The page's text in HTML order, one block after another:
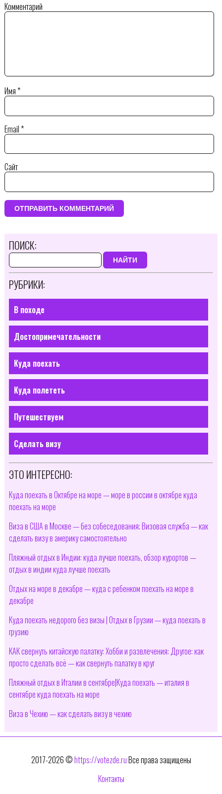
Комментарий
Имя*
Email*
Сайт
ПОИСК:
НАЙТИ
РУБРИКИ:
В походе
Достопримечательности
Куда поехать
Куда полететь
Путешествуем
Сделать визу
ЭТО ИНТЕРЕСНО:
Куда поехать в Октябре на море — море в россии в октябре куда
поехать на море
Виза в США в Москве — без собеседования; Визовая служба — как
сделать визу в америку самостоятельно
Пляжный отдых в Индии: куда лучше поехать, обзор курортов —
отдых в индии куда лучше поехать
Отдых на море в декабре — куда с ребенком поехать на море в
декабре
Куда поехать недорого без визы | Отдых в Грузии — куда поехать в
грузию
КАК свернуть китайскую палатку: Хобби и развлечения: Другое: как
просто сделать всё — как свернуть палатку в круг
Пляжный отдых в Италии в сентябре|Куда поехать — италия в
сентябре куда поехать на море
Виза в Чехию — как сделать визу в чехию
2017-2026 ©https://votezde.ruВсе права защищены
Контакты